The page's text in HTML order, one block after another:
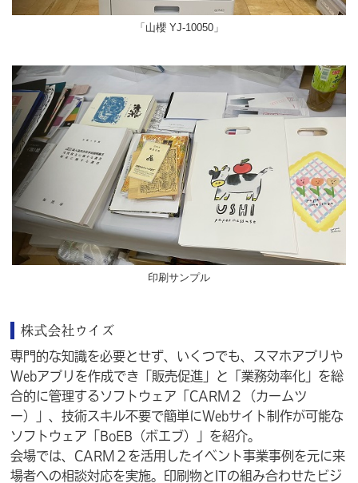
「山櫻 YJ-10050」
印刷サンプル
株式会社ウイズ
専門的な知識を必要とせず、いくつでも、スマホアプリや
Webアプリを作成でき「販売促進」と「業務効率化」を総
合的に管理するソフトウェア「CARM２（カームツ
ー）」、技術スキル不要で簡単にWebサイト制作が可能な
ソフトウェア「BoEB（ボエブ）」を紹介。
会場では、CARM２を活用したイベント事業事例を元に来
場者への相談対応を実施。印刷物とITの組み合わせたビジ